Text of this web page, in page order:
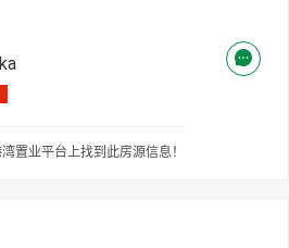
置业平台上找到此房源信息！